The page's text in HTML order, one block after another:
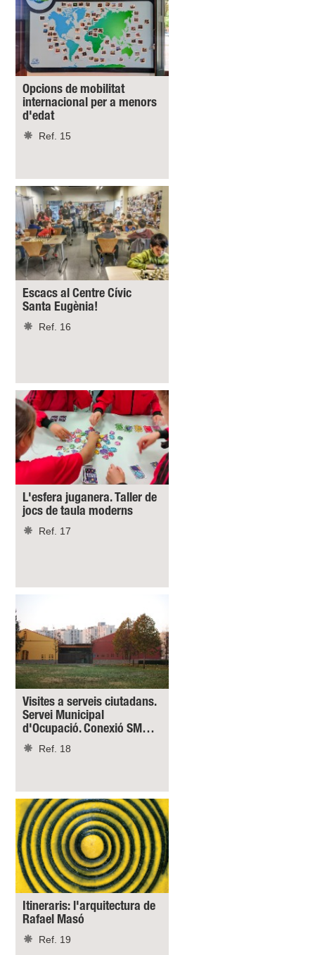
Opcions de mobilitat
internacional per a menors
d'edat
Ref. 15
Escacs al Centre Cívic
Santa Eugènia!
Ref. 16
L'esfera juganera. Taller de
jocs de taula moderns
Ref. 17
Visites a serveis ciutadans.
Servei Municipal
d'Ocupació. Conexió SM…
Ref. 18
Itineraris: l'arquitectura de
Rafael Masó
Ref. 19